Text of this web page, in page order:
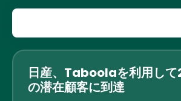
日産、Taboolaを利用し
の潜在顧客に到達